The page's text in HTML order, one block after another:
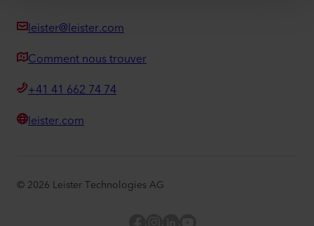
leister@leister.com
Comment nous trouver
+41 41 662 74 74
leister.com
© 2026 Leister Technologies AG